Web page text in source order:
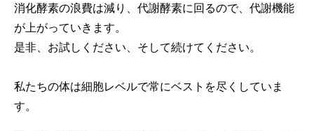
消化酵素の浪費は減り、代謝酵素に回るので、代謝機能
が上がっていきます。
是非、お試しください、そして続けてください。
私たちの体は細胞レベルで常にベストを尽くしていま
す。